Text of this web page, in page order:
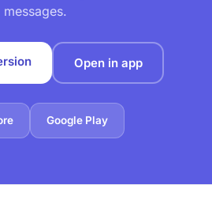
messages.
Open in app
Google Play